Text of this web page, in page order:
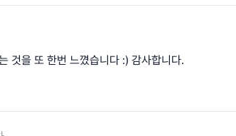
것을 또 한번 느꼈습니다 :) 감사합니다.